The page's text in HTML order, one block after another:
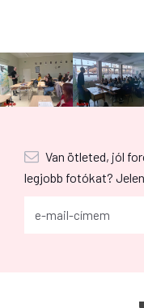
Van ötleted, jól
legjobb fotókat?